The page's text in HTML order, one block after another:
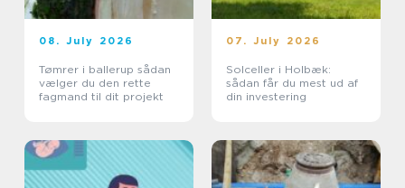
08. July 2026
Tømrer i ballerup sådan
vælger du den rette
fagmand til dit projekt
07. July 2026
Solceller i Holbæk:
sådan får du mest ud af
din investering